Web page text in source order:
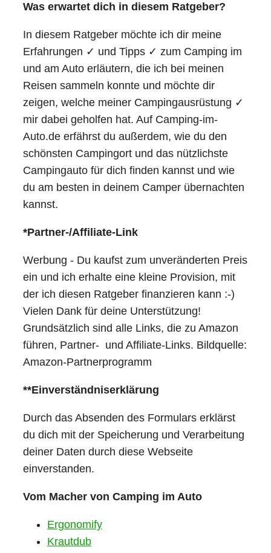
Was erwartet dich in diesem Ratgeber?
In diesem Ratgeber möchte ich dir meine
Erfahrungen ✓ und Tipps ✓ zum Camping im
und am Auto erläutern, die ich bei meinen
Reisen sammeln konnte und möchte dir
zeigen, welche meiner Campingausrüstung ✓
mir dabei geholfen hat. Auf Camping-im-
Auto.de erfährst du außerdem, wie du den
schönsten Campingort und das nützlichste
Campingauto für dich finden kannst und wie
du am besten in deinem Camper übernachten
kannst.
*Partner-/Affiliate-Link
Werbung - Du kaufst zum unveränderten Preis
ein und ich erhalte eine kleine Provision, mit
der ich diesen Ratgeber finanzieren kann :-)
Vielen Dank für deine Unterstützung!
Grundsätzlich sind alle Links, die zu Amazon
führen, Partner- und Affiliate-Links. Bildquelle:
Amazon-Partnerprogramm
**Einverständniserklärung
Durch das Absenden des Formulars erklärst
du dich mit der Speicherung und Verarbeitung
deiner Daten durch diese Webseite
einverstanden.
Vom Macher von Camping im Auto
Ergonomify
Krautdub